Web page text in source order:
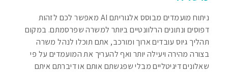
ניתוח מועמדים מבוסס אלגוריתם AI מאפשר לכם לזהות
דפוסים ונתונים הרלוונטיים ביותר למשרה שפרסמתם. במקום
תהליך גיוס עובדים ארוך ומורכב, אתם תוכלו לנהל משרה
בצורה מהירה ויעילה יותר ואף להעריך את המועמדים על פי
שאלונים דיגיטליים מבלי שפגשתם אותם או דיברתם איתם